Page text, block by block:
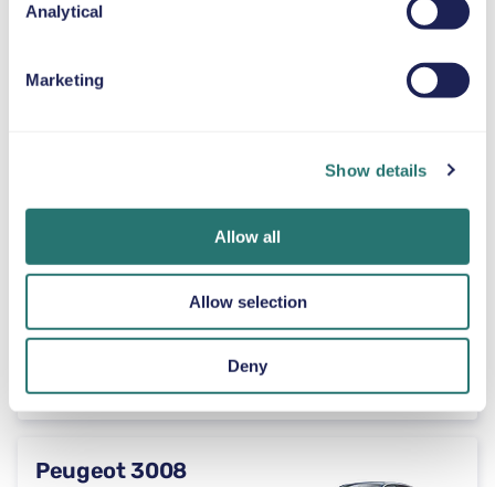
Analytical
Marketing
Show details
Allow all
Allow selection
Deny
Multivan
5 sièges
à partir de
par jour
Peugeot 3008